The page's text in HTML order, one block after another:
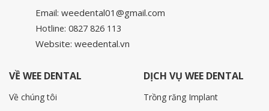
Email: weedental01@gmail.com
Hotline: 0827 826 113
Website: weedental.vn
VỀ WEE DENTAL
Về chúng tôi
DỊCH VỤ WEE DENTAL
Trồng răng Implant